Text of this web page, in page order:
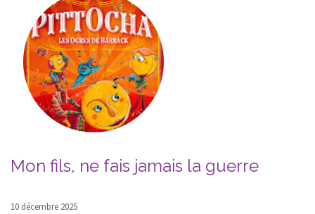
Mon fils, ne fais jamais la guerre
10 décembre 2025